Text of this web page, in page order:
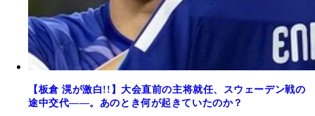
【板倉 滉が激白!!】大会直前の主将就任、スウェーデン戦の
途中交代――。あのとき何が起きていたのか？